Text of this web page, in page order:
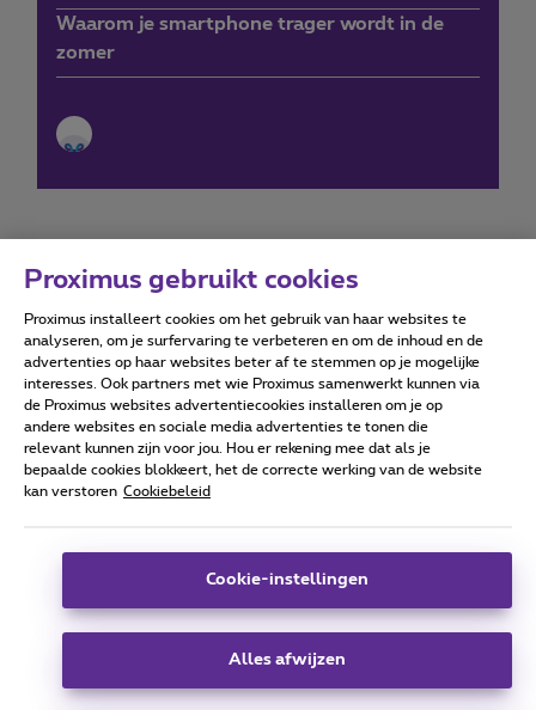
Waarom je smartphone trager wordt in de
zomer
Forumvoorwaarden Accessibility statement
Alle rechten voorbehouden. © Proximus
Algemene voorwaarden, consumenteninfo
Deze website is gecreëerd en wordt beheerd conform het
Koning Albert II-laan 27 - B-1030 Brussel.
Proximus gebruikt cookies
Proximus installeert cookies om het gebruik van haar websites te
analyseren, om je surfervaring te verbeteren en om de inhoud en de
advertenties op haar websites beter af te stemmen op je mogelijke
interesses. Ook partners met wie Proximus samenwerkt kunnen via
de Proximus websites advertentiecookies installeren om je op
andere websites en sociale media advertenties te tonen die
relevant kunnen zijn voor jou. Hou er rekening mee dat als je
bepaalde cookies blokkeert, het de correcte werking van de website
kan verstoren Cookiebeleid
Cookie-instellingen
Alles afwijzen